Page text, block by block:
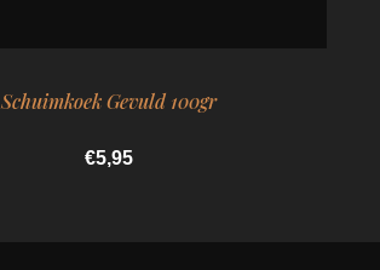
Schuimkoek Gevuld 100gr
€5,95